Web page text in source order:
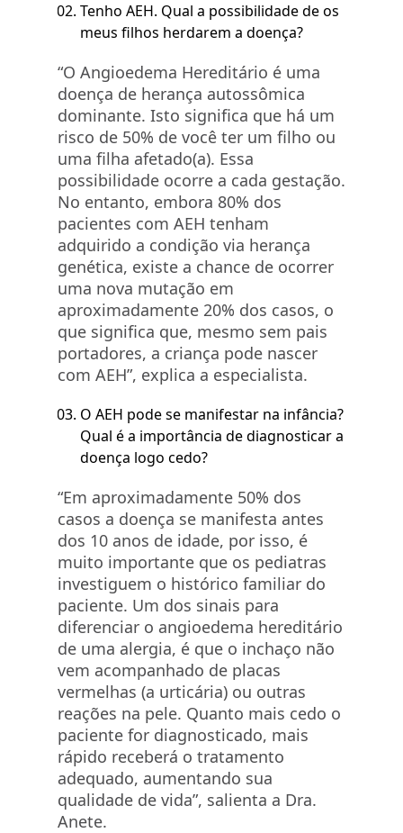
Tenho AEH. Qual a possibilidade de os
meus filhos herdarem a doença?
“O Angioedema Hereditário é uma
doença de herança autossômica
dominante. Isto significa que há um
risco de 50% de você ter um filho ou
uma filha afetado(a). Essa
possibilidade ocorre a cada gestação.
No entanto, embora 80% dos
pacientes com AEH tenham
adquirido a condição via herança
genética, existe a chance de ocorrer
uma nova mutação em
aproximadamente 20% dos casos, o
que significa que, mesmo sem pais
portadores, a criança pode nascer
com AEH”, explica a especialista.
O AEH pode se manifestar na infância?
Qual é a importância de diagnosticar a
doença logo cedo?
“Em aproximadamente 50% dos
casos a doença se manifesta antes
dos 10 anos de idade, por isso, é
muito importante que os pediatras
investiguem o histórico familiar do
paciente. Um dos sinais para
diferenciar o angioedema hereditário
de uma alergia, é que o inchaço não
vem acompanhado de placas
vermelhas (a urticária) ou outras
reações na pele. Quanto mais cedo o
paciente for diagnosticado, mais
rápido receberá o tratamento
adequado, aumentando sua
qualidade de vida”, salienta a Dra.
Anete.